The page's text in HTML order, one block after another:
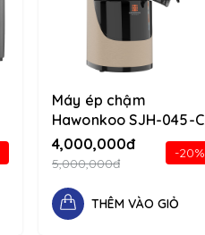
Máy ép chậm
Hawonkoo SJH-045-
Nâu 1234 d-flex flex-
column
4,000,000đ
5,000,000đ
-20%
THÊM VÀO GIỎ